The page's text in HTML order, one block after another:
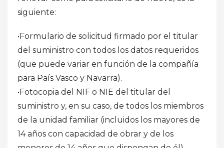
siguiente:
•Formulario de solicitud firmado por el titular
del suministro con todos los datos requeridos
(que puede variar en función de la compañía
para País Vasco y Navarra).
•Fotocopia del NIF o NIE del titular del
suministro y, en su caso, de todos los miembros
de la unidad familiar (incluidos los mayores de
14 años con capacidad de obrar y de los